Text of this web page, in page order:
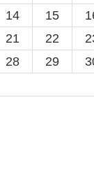
14 15
21 22
28 29